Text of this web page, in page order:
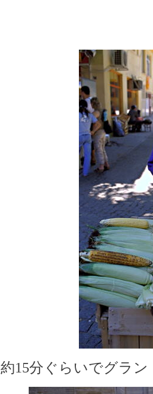
約15分ぐらいでグラ